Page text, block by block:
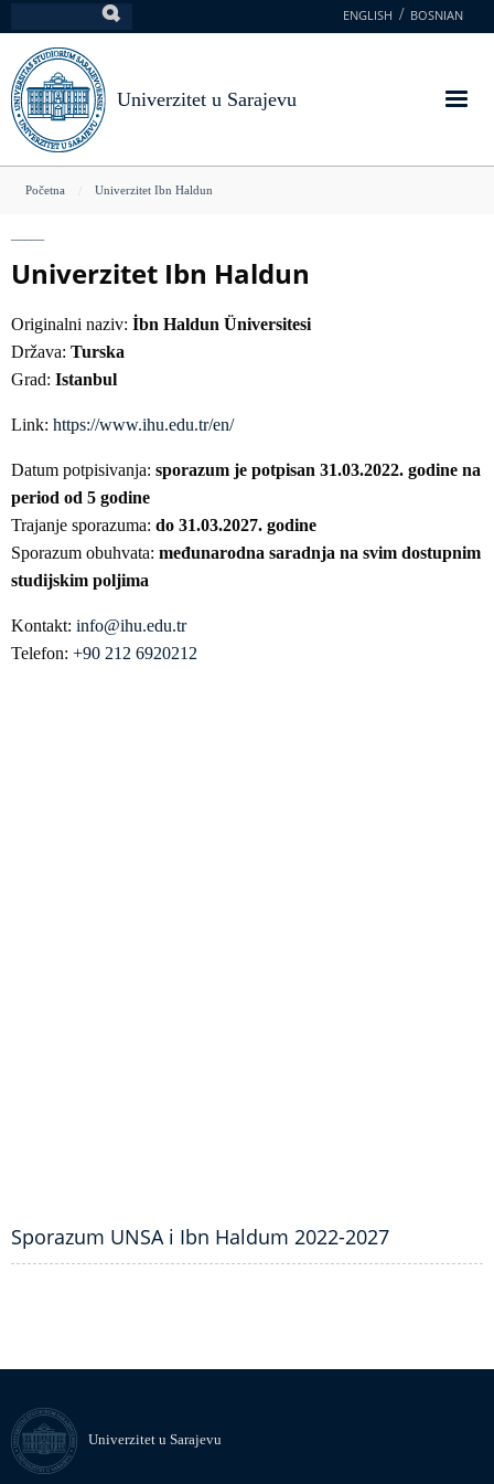
na
glavni
sadržaj
ENGLISH BOSNIAN
Univerzitet u Sarajevu
You
here
Početna Univerzitet Ibn Haldun
Univerzitet Ibn Haldun
Originalni naziv: İbn Haldun Üniversitesi
Država: Turska
Grad: Istanbul
Link: https://www.ihu.edu.tr/en/
Datum potpisivanja: sporazum je potpisan 31.03.2022. godine na
period od 5 godine
Trajanje sporazuma: do 31.03.2027. godine
Sporazum obuhvata: međunarodna saradnja na svim dostupnim
studijskim poljima
Kontakt: info@ihu.edu.tr
Telefon: +90 212 6920212
Sporazum UNSA i Ibn Haldum 2022-2027
Univerzitet u Sarajevu